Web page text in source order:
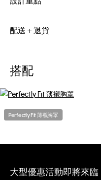
配送＋退貨
搭配
Perfectly Fit 薄襯胸罩
大型優惠活動即將來臨